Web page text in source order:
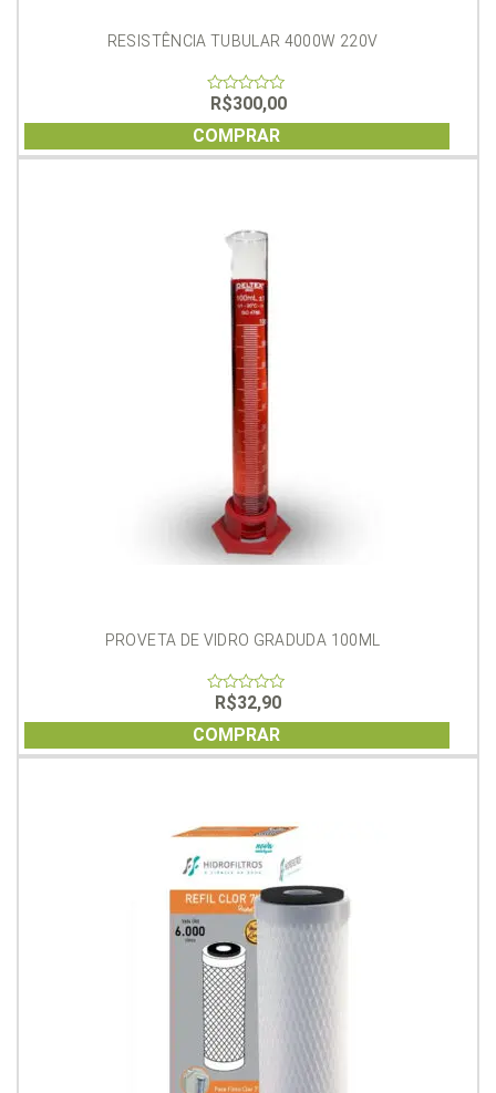
RESISTÊNCIA TUBULAR 4000W 220V
0
out
of
5
R$300,00
COMPRAR
PROVETA DE VIDRO GRADUDA 100ML
of
5
R$32,90
COMPRAR